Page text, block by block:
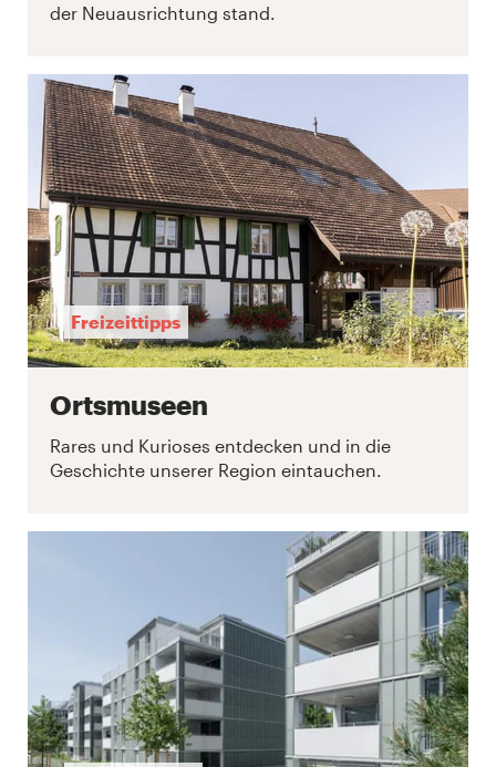
der Neuausrichtung stand.
Freizeittipps
Ortsmuseen
Rares und Kurioses entdecken und in die
Geschichte unserer Region eintauchen.